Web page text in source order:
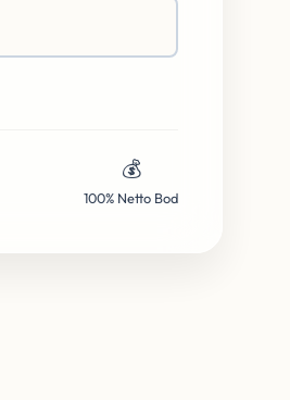
💰
100% Netto Bod